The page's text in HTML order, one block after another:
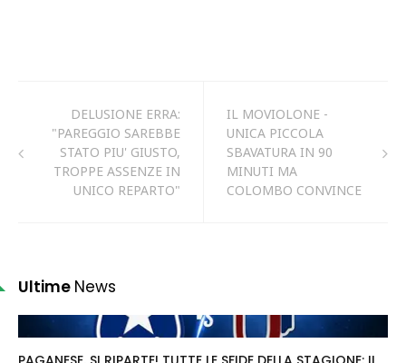
DELUSIONE ERRA:
"PAREGGIO SAREBBE
STATO PIU' GIUSTO,
TROPPE ASSENZE IN
UNICO REPARTO"
IL MOVIOLONE -
UNICA PICCOLA
SBAVATURA IN 90
MINUTI MA
COLOMBO CONVINCE
Ultime News